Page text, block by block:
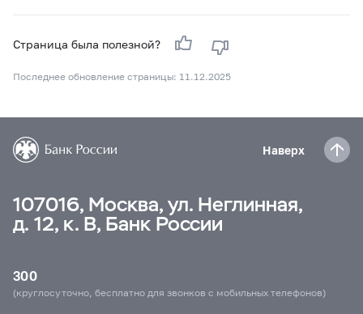
Страница была полезной?
Последнее обновление страницы: 11.12.2025
Наверх
107016, Москва, ул. Неглинная,
д. 12, к. В, Банк России
300
(круглосуточно, бесплатно для звонков с мобильных телефонов)